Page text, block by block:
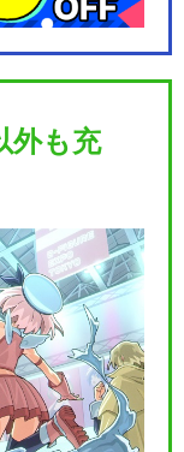
『薄桜鬼 志譚』
『薄桜鬼 志譚』
外も充